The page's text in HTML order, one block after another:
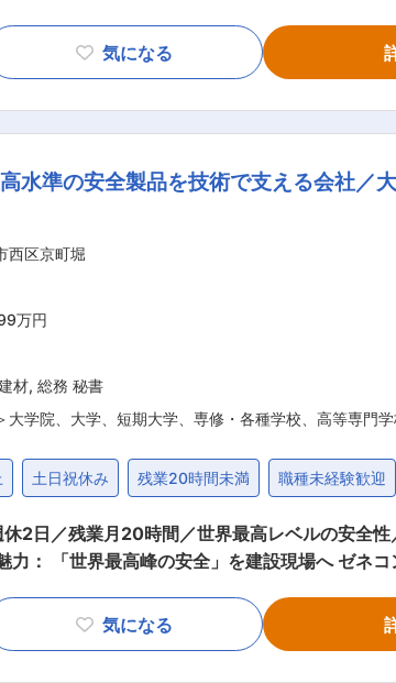
業での勤務経験（職種不問）
門）に対して常に課題意識を持ち、メンバーと協力して
にチャレンジできることをポジティブに捉え、また感じ
備品購入 【担当者コメント】 代表取締役や役員など経営陣との会話が中心
し方が求められます。 代表との直接のやり取り
の総務関係における落ち着いたルーティンワ
いた資料作成など黙々と取り組んでいただく
共有し、確認事項を整理しながら進めますの
業だけでは物足りない、といった方にはマッ
た話し方とバックオフィス業務の処理能力があ
運用を行う不動産デベロッパーです。 私たち
い、社会に必要とされる未来を創っています。 投資用マンション開
展開を続けてきました。 単身者向けの賃貸マン
益運用を請け負っています。 他社との差別化
業での安定的な収益によって、今後の景気のブレ
ーを駆使して資産を形成さらなる不動産の可能
気になる
水準の安全製品を技術で支える会社／
西区京町堀
万円
材, 総務 秘書
大学院、大学、短期大学、専修・各種学校、高等専門
土日祝休み 残業20時間未満 職種未経験歓迎
2日／残業月20時間／世界最高レベルの安全
のもと、仕事も私生活も妥協なく輝ける企業で
行、宿泊事業、不動産関連さ
気になる